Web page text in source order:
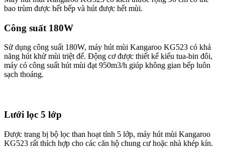
bao trùm được hết bếp và hút được hết mùi.
Công suất 180W
Sử dụng công suất 180W, máy hút mùi Kangaroo KG523 có khả
năng hút khử mùi triệt để. Động cơ được thiết kế kiểu tua-bin đôi,
máy có công suất hút mùi đạt 950m3/h giúp không gian bếp luôn
sạch thoáng.
Lưới lọc 5 lớp
Được trang bị bộ lọc than hoạt tính 5 lớp, máy hút mùi Kangaroo
KG523 rất thích hợp cho các căn hộ chung cư hoặc nhà khép kín.